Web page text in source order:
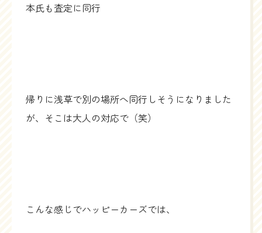
本氏も査定に同行
帰りに浅草で別の場所へ同行しそうになりました
が、そこは大人の対応で（笑）
こんな感じでハッピーカーズでは、